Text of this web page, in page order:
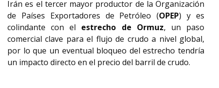
Irán es el tercer mayor productor de la Organización
de Países Exportadores de Petróleo (OPEP) y es
colindante con el estrecho de Ormuz, un paso
comercial clave para el flujo de crudo a nivel global,
por lo que un eventual bloqueo del estrecho tendría
un impacto directo en el precio del barril de crudo.